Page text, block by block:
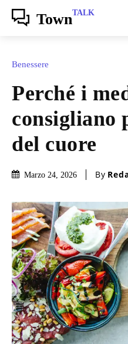
TownTALK
Benessere
Perché i
consigliano
del cuore
Marzo 24, 2026 By